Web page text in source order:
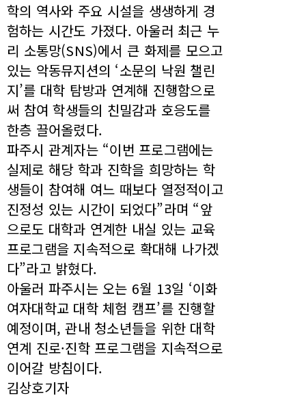
학의 역사와 주요 시설을 생생하게 경
험하는 시간도 가졌다. 아울러 최근 누
리 소통망(SNS)에서 큰 화제를 모으고
있는 악동뮤지션의 ‘소문의 낙원 챌린
지’를 대학 탐방과 연계해 진행함으로
써 참여 학생들의 친밀감과 호응도를
한층 끌어올렸다.
파주시 관계자는 “이번 프로그램에는
실제로 해당 학과 진학을 희망하는 학
생들이 참여해 여느 때보다 열정적이고
진정성 있는 시간이 되었다”라며 “앞
으로도 대학과 연계한 내실 있는 교육
프로그램을 지속적으로 확대해 나가겠
다”라고 밝혔다.
아울러 파주시는 오는 6월 13일 ‘이화
여자대학교 대학 체험 캠프’를 진행할
예정이며, 관내 청소년들을 위한 대학
연계 진로·진학 프로그램을 지속적으로
이어갈 방침이다.
김상호기자